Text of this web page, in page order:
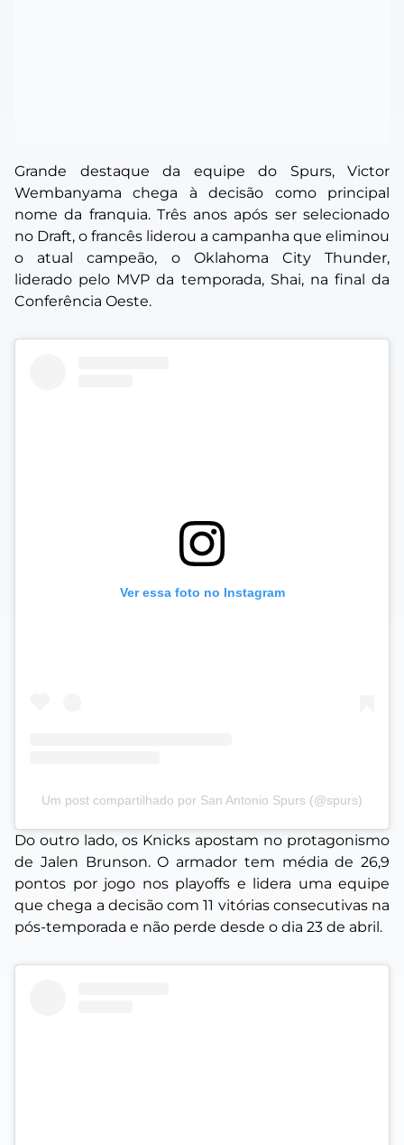
Grande destaque da equipe do Spurs, Victor
Wembanyama chega à decisão como principal
nome da franquia. Três anos após ser selecionado
no Draft, o francês liderou a campanha que eliminou
o atual campeão, o Oklahoma City Thunder,
liderado pelo MVP da temporada, Shai, na final da
Conferência Oeste.
Ver essa foto no Instagram
Um post compartilhado por San Antonio Spurs (@spurs)
Do outro lado, os Knicks apostam no protagonismo
de Jalen Brunson. O armador tem média de 26,9
pontos por jogo nos playoffs e lidera uma equipe
que chega a decisão com 11 vitórias consecutivas na
pós-temporada e não perde desde o dia 23 de abril.